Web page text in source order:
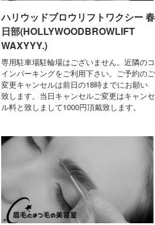
ハリウッドブロウリフトワクシー 春
日部(HOLLYWOODBROWLIFT
WAXYYY.)
専用駐車場駐輪場はございません。近隣のコ
インパーキングをご利用下さい。ご予約のご
変更キャンセルは前日の18時までにお願い
致します。当日キャンセルご変更はキャンセ
ル料と致しまして1000円頂戴致します。